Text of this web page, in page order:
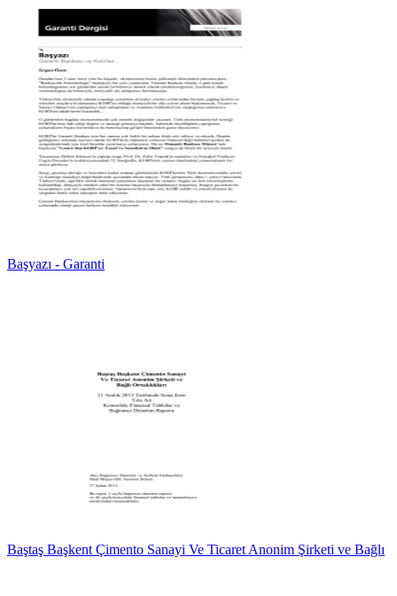
Başyazı - Garanti
Baştaş Başkent Çimento Sanayi Ve Ticaret Anonim Şirketi ve Bağlı